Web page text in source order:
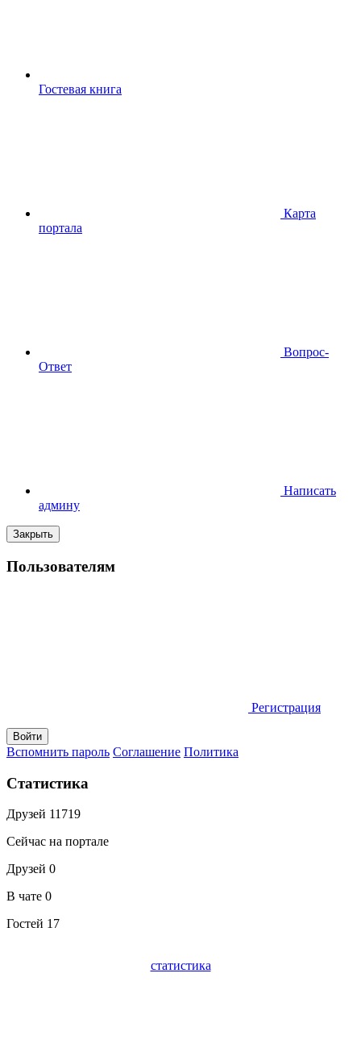
Гостевая книга
Карта
портала
Вопрос-
Ответ
Написать
админу
Закрыть
Пользователям
Регистрация
Вспомнить пароль Соглашение Политика
Статистика
Друзей 11719
Сейчас на портале
Друзей 0
В чате 0
Гостей 17
статистика